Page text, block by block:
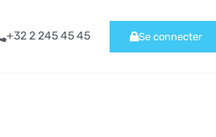
+32 2 245 45 45 Se connecter